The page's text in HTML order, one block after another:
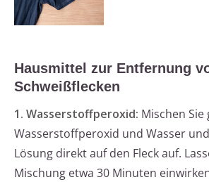
Hausmittel zur Entfernung
Schweißflecken
1. Wasserstoffperoxid: Mischen Sie
Wasserstoffperoxid und Wasser
Lösung direkt auf den Fleck auf.
Mischung etwa 30 Minuten